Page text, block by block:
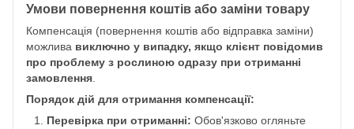
Умови повернення коштів або заміни товару
Компенсація (повернення коштів або відправка заміни)
можлива виключно у випадку, якщо клієнт повідомив
про проблему з рослиною одразу при отриманні
замовлення.
Порядок дій для отримання компенсації:
Перевірка при отриманні: Обов'язково огляньте